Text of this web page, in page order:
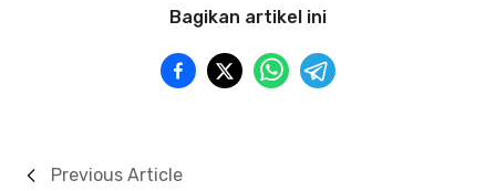
Bagikan artikel ini
Previous Article